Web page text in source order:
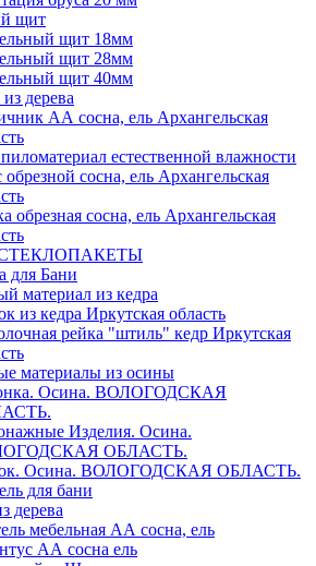
щит
щит 18мм
щит 28мм
щит 40мм
дерева
АА сосна, ель Архангельская
естественной влажности
обрезной сосна, ель Архангельская
обрезная сосна, ель Архангельская
для Бани
материал из кедра
из кедра Иркутская область
рейка "штиль" кедр Иркутская
материалы из осины
Осина. ВОЛОГОДСКАЯ
Изделия. Осина.
ОБЛАСТЬ.
Осина. ВОЛОГОДСКАЯ ОБЛАСТЬ.
для бани
дерева
мебельная АА сосна, ель
АА сосна ель